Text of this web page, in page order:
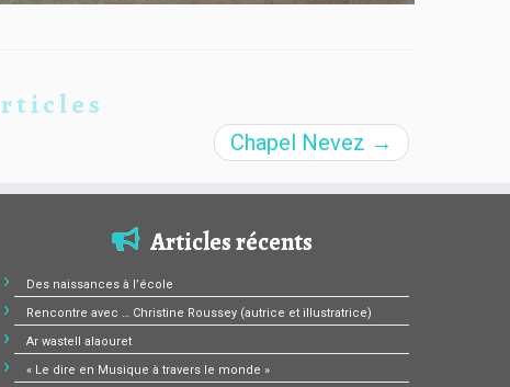
Chapel Nevez →
Articles récents
Des naissances à l’école
Rencontre avec … Christine Roussey (autrice et illustratrice)
Ar wastell alaouret
« Le dire en Musique à travers le monde »